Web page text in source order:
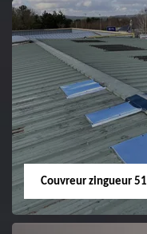
Charpentier 51
Couvreur zingueur 51